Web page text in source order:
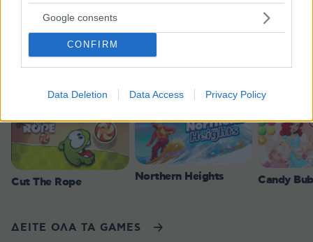
Google consents
CONFIRM
Data Deletion Data Access Privacy Policy
Games
Cut The Rope Northern Heights Candy
ΔΕΙΤΕ ΟΛΑ ΤΑ GAMES